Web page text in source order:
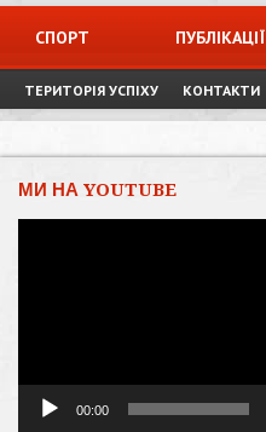
СПОРТ ПУБЛІКАЦІЇ
ТЕРИТОРІЯ УСПІХУ КОНТАКТИ
МИ НА YOUTUBE
00:00